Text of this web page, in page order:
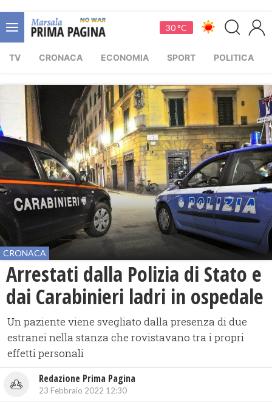
30 °C
TV CRONACA ECONOMIA SPORT POLITICA
CRONACA
Arrestati dalla Polizia di Stato e
dai Carabinieri ladri in ospedale
Un paziente viene svegliato dalla presenza di due
estranei nella stanza che rovistavano tra i propri
effetti personali
Redazione Prima Pagina
23 Febbraio 2022 12:30